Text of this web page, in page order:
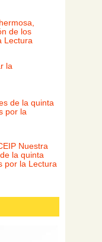
de los
Lectura
la
de la quinta
por la
Nuestra
la quinta
por la Lectura